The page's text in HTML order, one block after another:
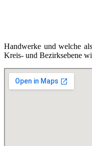
Handwerke und welche
Kreis- und Bezirksebene